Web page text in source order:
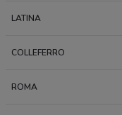
LATINA
COLLEFERRO
ROMA